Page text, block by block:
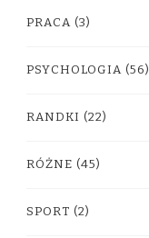
PRACA (3)
PSYCHOLOGIA (56)
RANDKI (22)
RÓŻNE (45)
SPORT (2)